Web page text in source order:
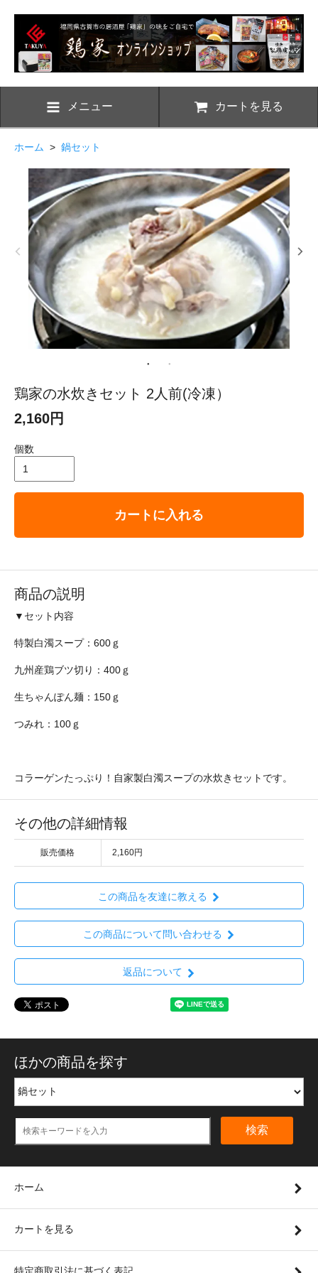
メニュー カートを見る
ホーム > 鍋セット
鶏家の水炊きセット 2人前(冷凍）
2,160円
個数
カートに入れる
商品の説明
▼セット内容
特製白濁スープ：600ｇ
九州産鶏ブツ切り：400ｇ
生ちゃんぽん麺：150ｇ
つみれ：100ｇ
コラーゲンたっぷり！自家製白濁スープの水炊きセットです。
その他の詳細情報
販売価格 2,160円
この商品を友達に教える
この商品について問い合わせる
返品について
ほかの商品を探す
検索
ホーム
カートを見る